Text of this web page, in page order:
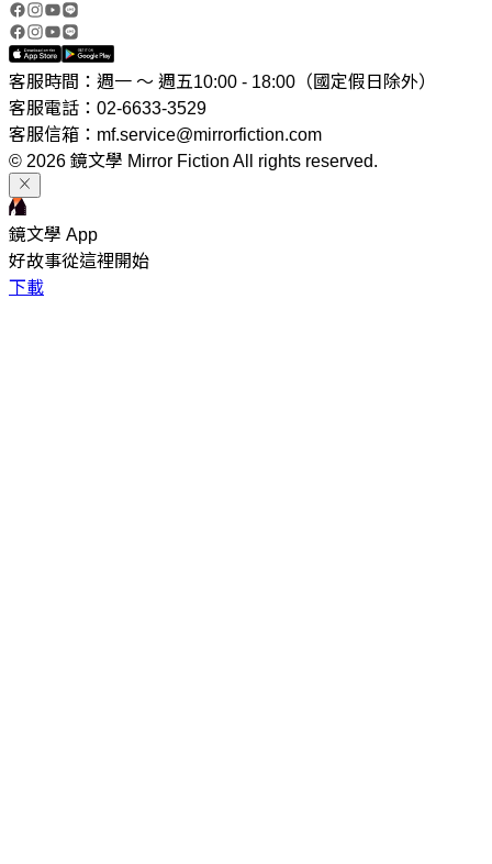
客服時間：週一 ～ 週五10:00 - 18:00（國定假日除外）
客服電話：02-6633-3529
客服信箱：mf.service@mirrorfiction.com
© 2026 鏡文學 Mirror Fiction All rights reserved.
鏡文學 App
好故事從這裡開始
下載